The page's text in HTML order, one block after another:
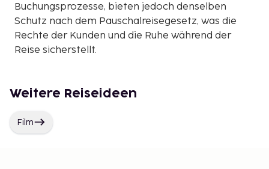
Buchungsprozesse, bieten jedoch denselben
Schutz nach dem Pauschalreisegesetz, was die
Rechte der Kunden und die Ruhe während der
Reise sicherstellt.
Weitere Reiseideen
Film